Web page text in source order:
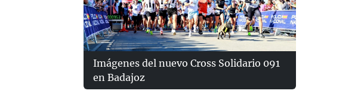
Imágenes del nuevo Cross Solidario 091
en Badajoz